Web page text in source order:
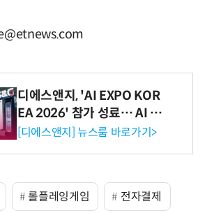
디에스앤지, 'AI EXPO KOR
EA 2026' 참가 성료… AI 전
생애주기 아우르는 통합 솔루
[디에스앤지] 뉴스룸 바로가기>
롤플레잉게임 전자결제